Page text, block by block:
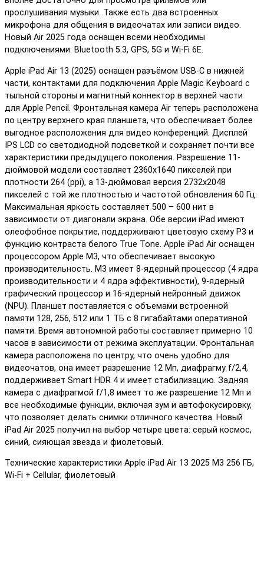
прослушивания музыки. Также есть два встроенных
микрофона для общения в видеочатах или записи видео.
Новый Air 2025 года оснащен всеми необходимы
подключениями: Bluetooth 5.3, GPS, 5G и Wi-Fi 6E.
Apple iPad Air 13 (2025) оснащен разъёмом USB-C в нижней
части, контактами для подключения Apple Magic Keyboard с
тыльной стороны и магнитный коннектор в верхней части
для Apple Pencil. Фронтальная камера Air теперь расположена
по центру верхнего края планшета, что обеспечивает более
выгодное расположения для видео конференций. Дисплей
IPS LCD со светодиодной подсветкой и сохраняет почти все
характеристики предыдущего поколения. Разрешение 11-
дюймовой модели составляет 2360x1640 пикселей при
плотности 264 (ppi), а 13-дюймовая версия 2732x2048
пикселей с той же плотностью и частотой обновления 60 Гц.
Максимальная яркость составляет 500 – 600 нит в
зависимости от диагонали экрана. Обе версии iPad имеют
олеофобное покрытие, поддерживают цветовую схему P3 и
функцию контраста белого True Tone. Apple iPad Air оснащен
процессором Apple M3, что обеспечивает высокую
производительность. M3 имеет 8-ядерный процессор (4 ядра
производительности и 4 ядра эффективности), 9-ядерный
графический процессор и 16-ядерный нейронный движок
(NPU). Планшет поставляется с объемами встроенной
памяти 128, 256, 512 или 1 ТБ с 8 гигабайтами оперативной
памяти. Время автономной работы составляет примерно 10
часов в зависимости от режима эксплуатации. Фронтальная
камера расположена по центру, что очень удобно для
видеочатов, она имеет разрешение 12 Мп, диафрагму f/2,4,
поддерживает Smart HDR 4 и имеет стабилизацию. Задняя
камера с диафрагмой f/1,8 имеет то же разрешение 12 Мп и
все необходимые функции, включая зум и автофокусировку,
что позволяет делать снимки отличного качества. Новый
iPad Air 2025 получил на выбор четыре цвета: серый космос,
синий, сияющая звезда и фиолетовый.
Технические характеристики Apple iPad Air 13 2025 M3 256 ГБ,
Wi-Fi + Cellular, фиолетовый